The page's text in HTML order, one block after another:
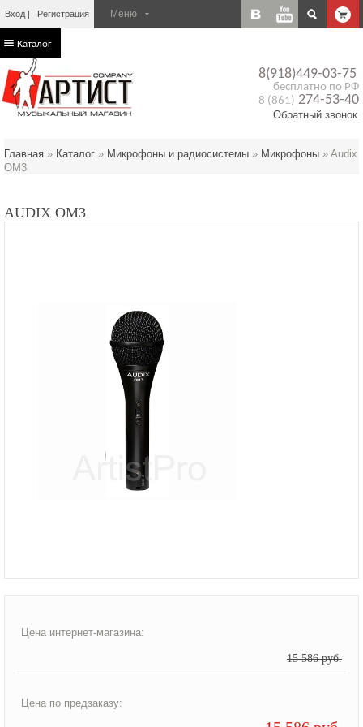
Вход Регистрация
8(918)449-03-75
бесплатно по РФ
8 (861) 274-53-40
Обратный звонок
Каталог
Главная » Каталог » Микрофоны и радиосистемы » Микрофоны » Audix
OM3
AUDIX OM3
Цена интернет-магазина:
15 586 руб.
Цена по предзаказу: